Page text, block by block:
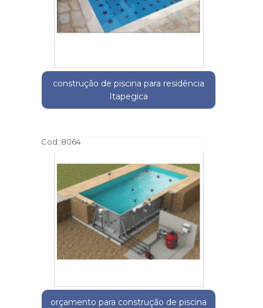
construção de piscina para residência
Itapegica
Cod.:8064
orçamento para construção de piscina